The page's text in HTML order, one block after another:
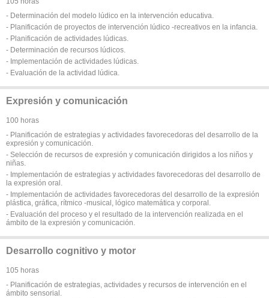
- Determinación del modelo lúdico en la intervención educativa.
- Planificación de proyectos de intervención lúdico -recreativos en la infancia.
- Planificación de actividades lúdicas.
- Determinación de recursos lúdicos.
- Implementación de actividades lúdicas.
- Evaluación de la actividad lúdica.
Expresión y comunicación
100 horas
- Planificación de estrategias y actividades favorecedoras del desarrollo de la
expresión y comunicación.
- Selección de recursos de expresión y comunicación dirigidos a los niños y
niñas.
- Implementación de estrategias y actividades favorecedoras del desarrollo de
la expresión oral.
- Implementación de actividades favorecedoras del desarrollo de la expresión
plástica, gráfica, rítmico -musical, lógico matemática y corporal.
- Evaluación del proceso y el resultado de la intervención realizada en el
ámbito de la expresión y comunicación.
Desarrollo cognitivo y motor
105 horas
- Planificación de estrategias, actividades y recursos de intervención en el
ámbito sensorial.